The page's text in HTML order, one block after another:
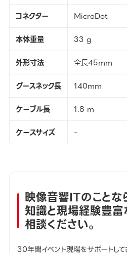
コネクター
MicroDot
本体重量
33 g
外形寸法
全長45mm
グースネック長
140mm
ケーブル長
1.8 m
ケースサイズ
-
映像音響ITのことな
知識と現場経験豊富
相談ください。
30年間イベント現場をサポートし